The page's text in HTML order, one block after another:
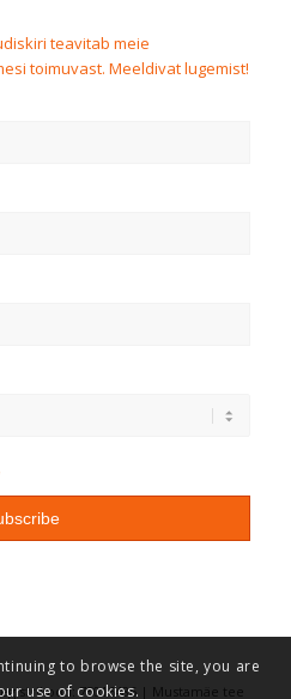
teavitab meie
toimuvast. Meeldivat lugemist!
registrikood: 75016486 | Mustamäe tee
to browse the site, you are
use of cookies.